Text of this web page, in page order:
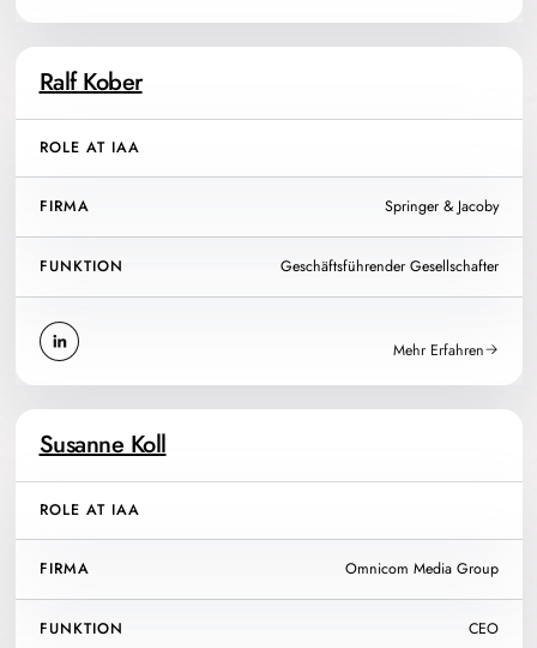
Ralf Kober
ROLE AT IAA
FIRMA Springer & Jacoby
FUNKTION Geschäftsführender Gesellschafter
Mehr Erfahren
Susanne Koll
ROLE AT IAA
FIRMA Omnicom Media Group
FUNKTION CEO